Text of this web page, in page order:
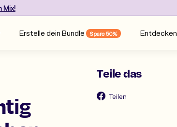
Mix!
Erstelle dein Bundle Spare 50% Entdecken
Teile das
Teilen